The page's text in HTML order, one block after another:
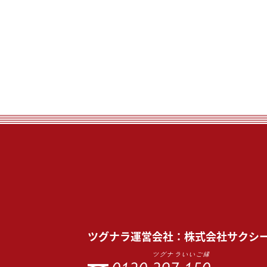
ツグナラ運営会社： 株式会社サクシ
ツグナラいいご縁